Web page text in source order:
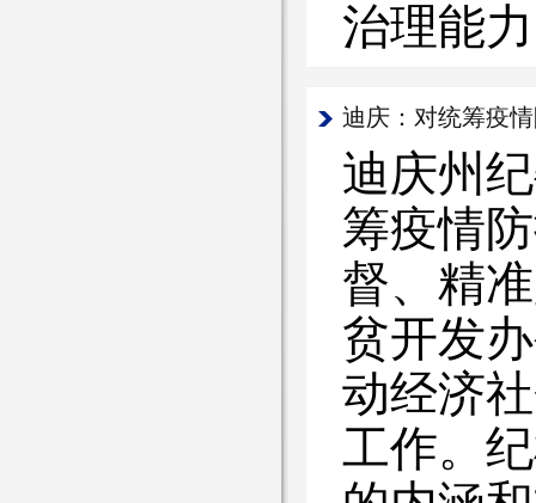
治理能
迪庆：对统筹疫
迪庆州
筹疫情
督、精
贫开发
动经济
工作。